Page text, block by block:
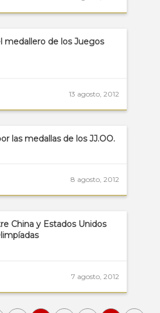
medallero de los Juegos
13 agosto, 2012
las medallas de los JJ.OO.
8 agosto, 2012
China y Estados Unidos
7 agosto, 2012